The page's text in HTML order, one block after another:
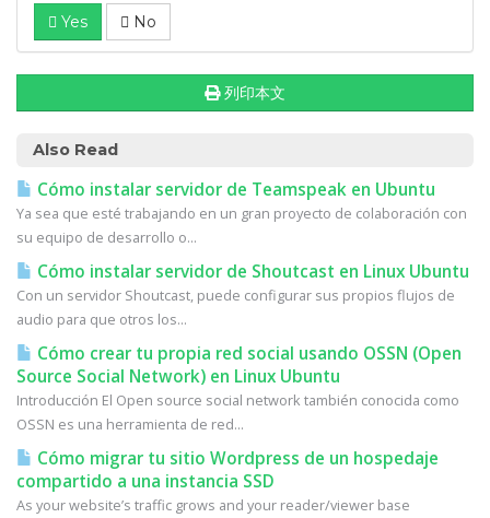
Yes No
列印本文
Also Read
Cómo instalar servidor de Teamspeak en Ubuntu
Ya sea que esté trabajando en un gran proyecto de colaboración con
su equipo de desarrollo o...
Cómo instalar servidor de Shoutcast en Linux Ubuntu
Con un servidor Shoutcast, puede configurar sus propios flujos de
audio para que otros los...
Cómo crear tu propia red social usando OSSN (Open
Source Social Network) en Linux Ubuntu
Introducción El Open source social network también conocida como
OSSN es una herramienta de red...
Cómo migrar tu sitio Wordpress de un hospedaje
compartido a una instancia SSD
As your website’s traffic grows and your reader/viewer base